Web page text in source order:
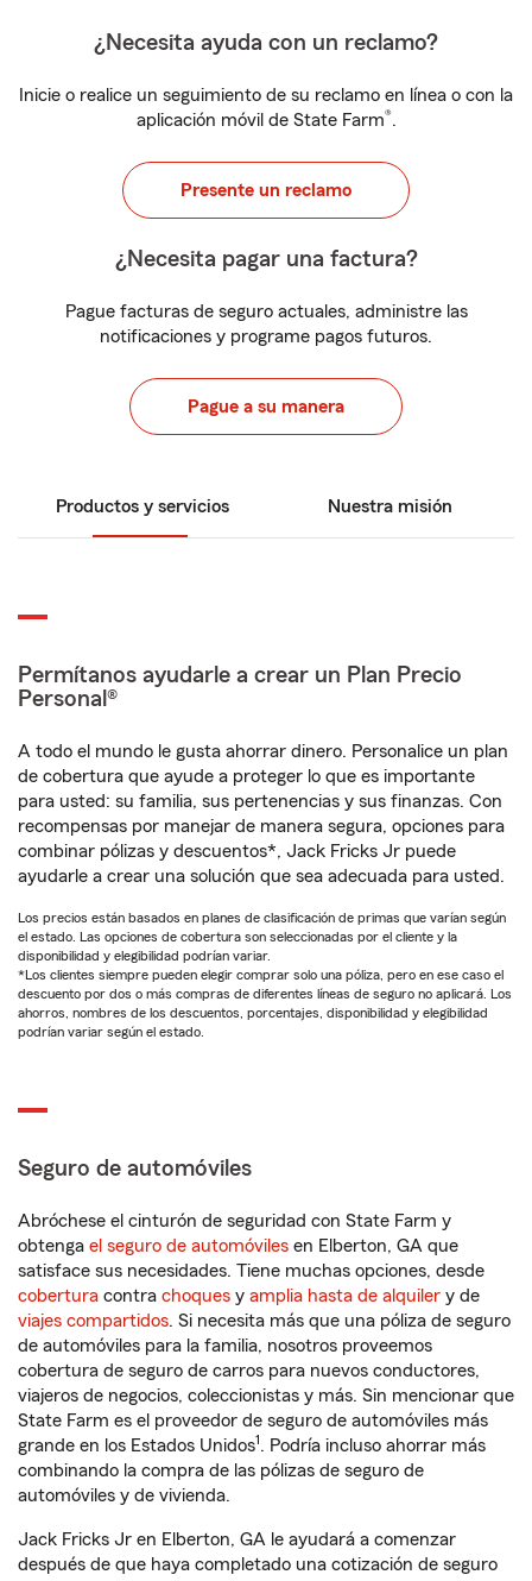
¿Necesita ayuda con un reclamo?
Inicie o realice un seguimiento de su reclamo en línea o con la
aplicación móvil de State Farm®.
Presente un reclamo
¿Necesita pagar una factura?
Pague facturas de seguro actuales, administre las
notificaciones y programe pagos futuros.
Pague a su manera
Productos y servicios Nuestra misión
Permítanos ayudarle a crear un Plan Precio
Personal®
A todo el mundo le gusta ahorrar dinero. Personalice un plan
de cobertura que ayude a proteger lo que es importante
para usted: su familia, sus pertenencias y sus finanzas. Con
recompensas por manejar de manera segura, opciones para
combinar pólizas y descuentos*, Jack Fricks Jr puede
ayudarle a crear una solución que sea adecuada para usted.
Los precios están basados en planes de clasificación de primas que varían según
el estado. Las opciones de cobertura son seleccionadas por el cliente y la
disponibilidad y elegibilidad podrían variar.
*Los clientes siempre pueden elegir comprar solo una póliza, pero en ese caso el
descuento por dos o más compras de diferentes líneas de seguro no aplicará. Los
ahorros, nombres de los descuentos, porcentajes, disponibilidad y elegibilidad
podrían variar según el estado.
Seguro de automóviles
Abróchese el cinturón de seguridad con State Farm y
obtenga el seguro de automóviles en Elberton, GA que
satisface sus necesidades. Tiene muchas opciones, desde
cobertura contra choques y amplia hasta de alquiler y de
viajes compartidos. Si necesita más que una póliza de seguro
de automóviles para la familia, nosotros proveemos
cobertura de seguro de carros para nuevos conductores,
viajeros de negocios, coleccionistas y más. Sin mencionar que
State Farm es el proveedor de seguro de automóviles más
grande en los Estados Unidos1. Podría incluso ahorrar más
combinando la compra de las pólizas de seguro de
automóviles y de vivienda.
Jack Fricks Jr en Elberton, GA le ayudará a comenzar
después de que haya completado una cotización de seguro